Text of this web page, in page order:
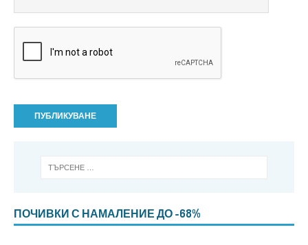
ПОЧИВКИ С НАМАЛЕНИЕ ДО -68%